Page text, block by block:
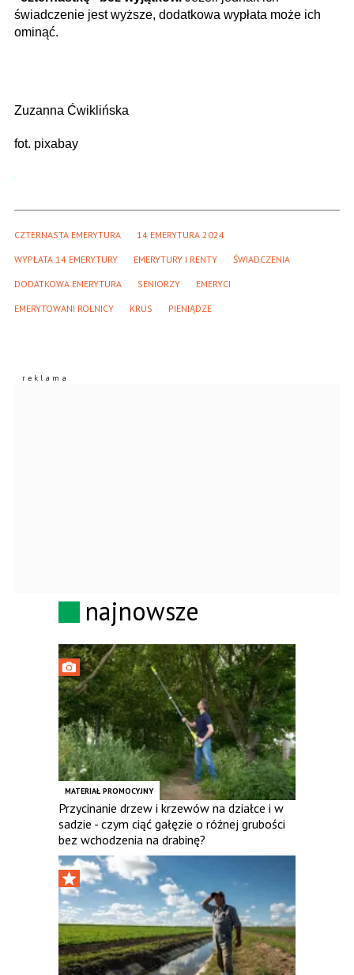
świadczenie jest wyższe, dodatkowa wypłata może ich
ominąć.
Zuzanna Ćwiklińska
fot. pixabay
CZTERNASTA EMERYTURA 14 EMERYTURA 2024
WYPŁATA 14 EMERYTURY EMERYTURY I RENTY ŚWIADCZENIA
DODATKOWA EMERYTURA SENIORZY EMERYCI
EMERYTOWANI ROLNICY KRUS PIENIĄDZE
najnowsze
MATERIAŁ PROMOCYJNY
Przycinanie drzew i krzewów na działce i w
sadzie - czym ciąć gałęzie o różnej grubości
bez wchodzenia na drabinę?